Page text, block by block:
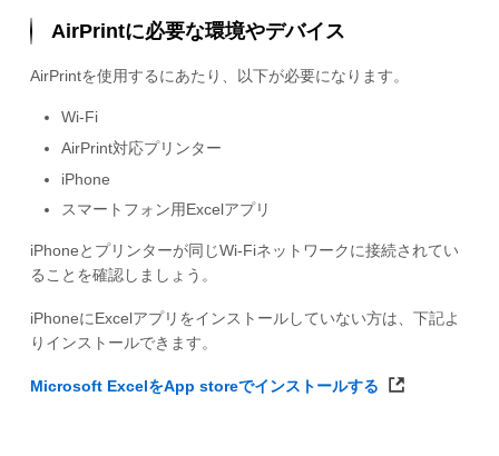
AirPrintに必要な環境やデバイス
AirPrintを使用するにあたり、以下が必要になります。
Wi-Fi
AirPrint対応プリンター
iPhone
スマートフォン用Excelアプリ
iPhoneとプリンターが同じWi-Fiネットワークに接続されてい
ることを確認しましょう。
iPhoneにExcelアプリをインストールしていない方は、下記よ
りインストールできます。
Microsoft ExcelをApp storeでインストールする